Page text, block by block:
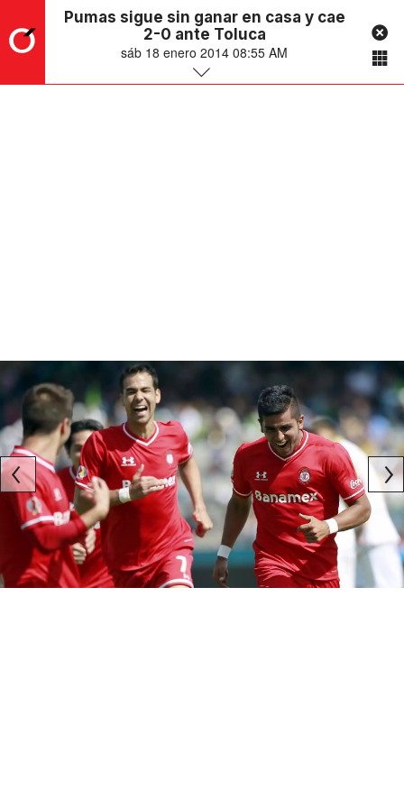
Pumas sigue sin ganar en casa y cae
2-0 ante Toluca
sáb 18 enero 2014 08:55 AM